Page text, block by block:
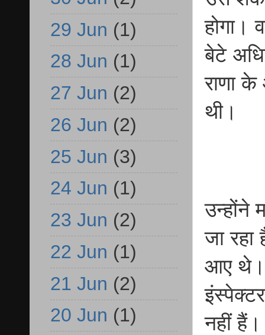
होगा।
बेटे
राणा के
थी।
उन्होंने
जा रहा
आए थे।
नहीं
29 Jun (1)
28 Jun (1)
27 Jun (2)
26 Jun (2)
25 Jun (3)
24 Jun (1)
23 Jun (2)
22 Jun (1)
21 Jun (2)
20 Jun (1)